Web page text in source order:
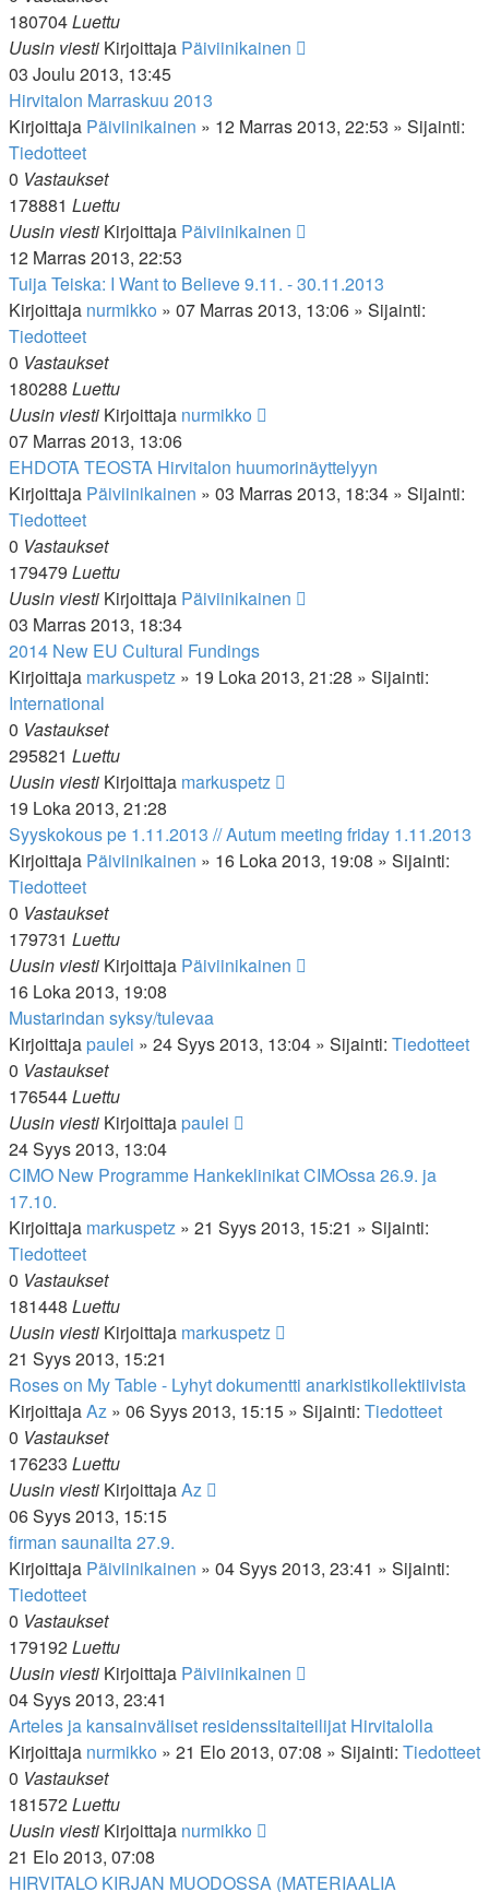
180704Luettu
Uusin viesti Kirjoittaja Päiviinikainen
03 Joulu 2013, 13:45
Hirvitalon Marraskuu 2013
Kirjoittaja Päiviinikainen » 12 Marras 2013, 22:53 » Sijainti:
Tiedotteet
0 Vastaukset
178881 Luettu
Uusin viesti Kirjoittaja Päiviinikainen
12 Marras 2013, 22:53
Tuija Teiska: I Want to Believe 9.11. - 30.11.2013
Kirjoittaja nurmikko » 07 Marras 2013, 13:06 » Sijainti:
Tiedotteet
0 Vastaukset
180288 Luettu
Uusin viesti Kirjoittaja nurmikko
07 Marras 2013, 13:06
EHDOTA TEOSTA Hirvitalon huumorinäyttelyyn
Kirjoittaja Päiviinikainen » 03 Marras 2013, 18:34 » Sijainti:
Tiedotteet
0 Vastaukset
179479 Luettu
Uusin viesti Kirjoittaja Päiviinikainen
03 Marras 2013, 18:34
2014 New EU Cultural Fundings
Kirjoittaja markuspetz » 19 Loka 2013, 21:28 » Sijainti:
International
0 Vastaukset
295821 Luettu
Uusin viesti Kirjoittaja markuspetz
19 Loka 2013, 21:28
Syyskokous pe 1.11.2013 // Autum meeting friday 1.11.2013
Kirjoittaja Päiviinikainen » 16 Loka 2013, 19:08 » Sijainti:
Tiedotteet
0 Vastaukset
179731 Luettu
Uusin viesti Kirjoittaja Päiviinikainen
16 Loka 2013, 19:08
Mustarindan syksy/tulevaa
Kirjoittaja paulei » 24 Syys 2013, 13:04 » Sijainti: Tiedotteet
0 Vastaukset
176544Luettu
Uusin viesti Kirjoittaja paulei
24 Syys 2013, 13:04
CIMO New Programme Hankeklinikat CIMOssa 26.9. ja
17.10.
Kirjoittaja markuspetz » 21 Syys 2013, 15:21 » Sijainti:
Tiedotteet
0 Vastaukset
181448 Luettu
Uusin viesti Kirjoittaja markuspetz
21 Syys 2013, 15:21
Roses on My Table - Lyhyt dokumentti anarkistikollektiivista
KirjoittajaAz » 06 Syys 2013, 15:15 » Sijainti: Tiedotteet
0 Vastaukset
176233 Luettu
Uusin viesti KirjoittajaAz
06 Syys 2013, 15:15
firman saunailta 27.9.
Kirjoittaja Päiviinikainen » 04 Syys 2013, 23:41 » Sijainti:
Tiedotteet
0 Vastaukset
179192Luettu
Uusin viesti Kirjoittaja Päiviinikainen
04 Syys 2013, 23:41
Arteles ja kansainväliset residenssitaiteilijat Hirvitalolla
Kirjoittaja nurmikko » 21 Elo 2013, 07:08 » Sijainti: Tiedotteet
0 Vastaukset
181572Luettu
Uusin viesti Kirjoittaja nurmikko
21 Elo 2013, 07:08
HIRVITALO KIRJAN MUODOSSA (MATERIAALIA